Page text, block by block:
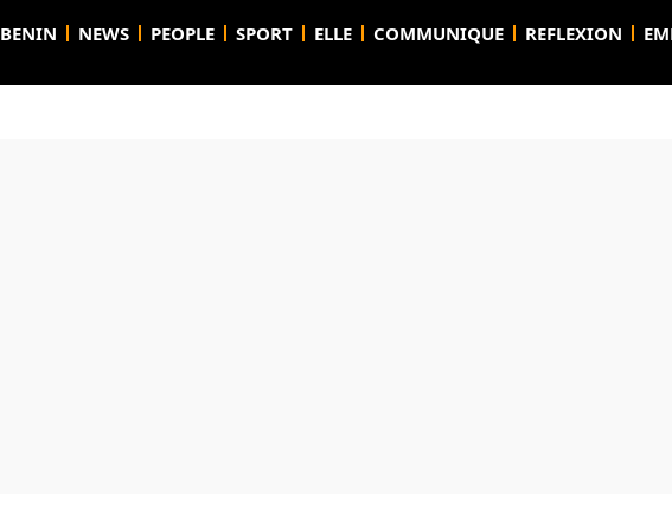
BENIN NEWS PEOPLE SPORT ELLE COMMUNIQUE REFLEXION